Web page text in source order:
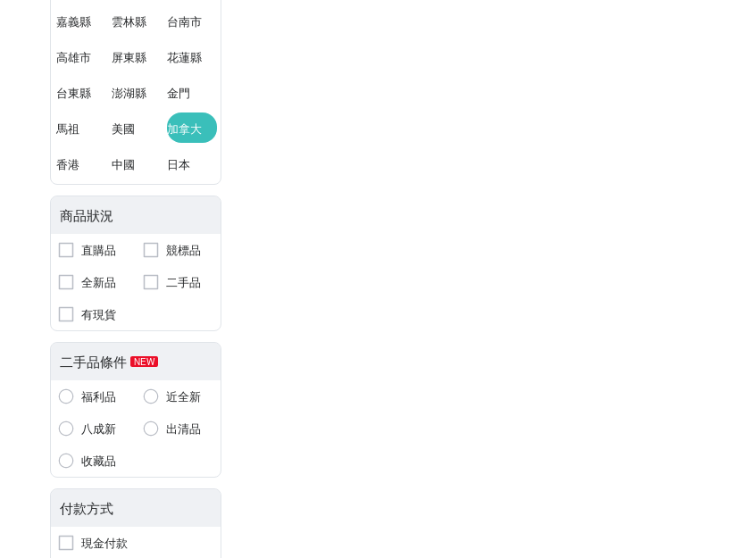
嘉義縣 雲林縣 台南市
高雄市 屏東縣 花蓮縣
台東縣 澎湖縣 金門
馬祖 美國 加拿大
香港 中國 日本
商品狀況
直購品
競標品
全新品
二手品
有現貨
二手品條件 NEW
福利品
近全新
八成新
出清品
收藏品
付款方式
現金付款